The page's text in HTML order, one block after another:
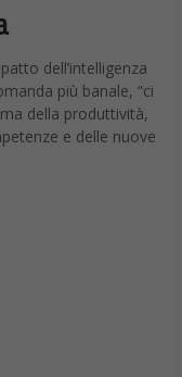
dell’intelligenza
più banale, “ci
della produttività,
e delle nuove